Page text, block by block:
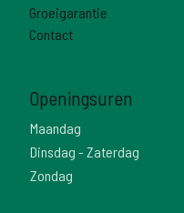
Groeigarantie
Contact
Openingsuren
Maandag
Dinsdag - Zaterdag
Zondag